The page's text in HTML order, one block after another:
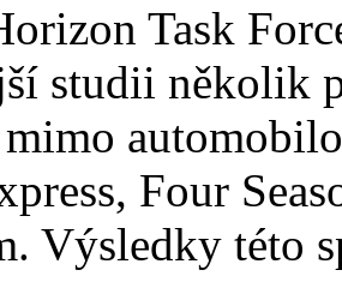
Task
studii několik
Four
Výsledky této